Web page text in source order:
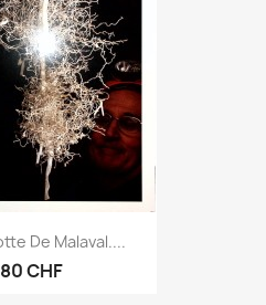
De Malaval....
CHF